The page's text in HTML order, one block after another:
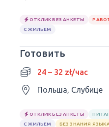
ОТКЛИК БЕЗ АНКЕТЫ
С ЖИЛЬЕМ
Готовить
24 – 32 zł/час
Польша, Слубице
ОТКЛИК БЕЗ АНКЕТЫ
С ЖИЛЬЕМ
БЕЗ ЗНАНИЯ